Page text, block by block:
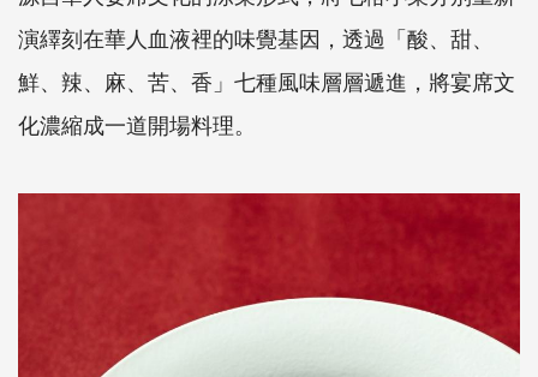
演繹刻在華人血液裡的味覺基因，透過「酸、甜、
鮮、辣、麻、苦、香」七種風味層層遞進，將宴席文
化濃縮成一道開場料理。